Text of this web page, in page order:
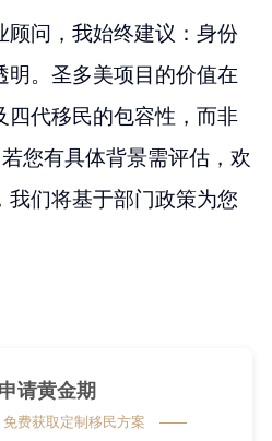
顾问，我始终建议：身份
明。圣多美项目的价值在
四代移民的包容性，而非
您有具体背景需评估，欢
我们将基于部门政策为您
请黄金期
费获取定制移民方案